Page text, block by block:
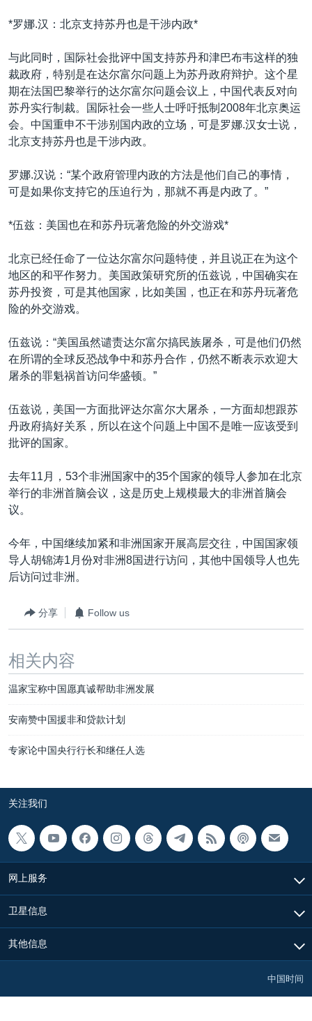
*罗娜.汉：北京支持苏丹也是干涉内政*
与此同时，国际社会批评中国支持苏丹和津巴布韦这样的独
裁政府，特别是在达尔富尔问题上为苏丹政府辩护。这个星
期在法国巴黎举行的达尔富尔问题会议上，中国代表反对向
苏丹实行制裁。国际社会一些人士呼吁抵制2008年北京奥运
会。中国重申不干涉别国内政的立场，可是罗娜.汉女士说，
北京支持苏丹也是干涉内政。
罗娜.汉说：“某个政府管理内政的方法是他们自己的事情，
可是如果你支持它的压迫行为，那就不再是内政了。”
*伍兹：美国也在和苏丹玩著危险的外交游戏*
北京已经任命了一位达尔富尔问题特使，并且说正在为这个
地区的和平作努力。美国政策研究所的伍兹说，中国确实在
苏丹投资，可是其他国家，比如美国，也正在和苏丹玩著危
险的外交游戏。
伍兹说：“美国虽然谴责达尔富尔搞民族屠杀，可是他们仍然
在所谓的全球反恐战争中和苏丹合作，仍然不断表示欢迎大
屠杀的罪魁祸首访问华盛顿。”
伍兹说，美国一方面批评达尔富尔大屠杀，一方面却想跟苏
丹政府搞好关系，所以在这个问题上中国不是唯一应该受到
批评的国家。
去年11月，53个非洲国家中的35个国家的领导人参加在北京
举行的非洲首脑会议，这是历史上规模最大的非洲首脑会
议。
今年，中国继续加紧和非洲国家开展高层交往，中国国家领
导人胡锦涛1月份对非洲8国进行访问，其他中国领导人也先
后访问过非洲。
分享 Follow us
相关内容
温家宝称中国愿真诚帮助非洲发展
安南赞中国援非和贷款计划
专家论中国央行行长和继任人选
关注我们
网上服务
卫星信息
其他信息
中国时间